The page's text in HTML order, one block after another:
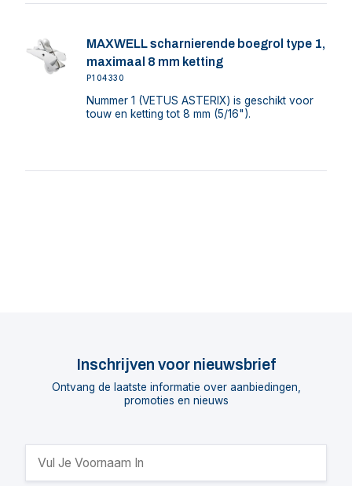
MAXWELL scharnierende boegrol type 1,
maximaal 8 mm ketting
P104330
Nummer 1 (VETUS ASTERIX) is geschikt voor
touw en ketting tot 8 mm (5/16").
Inschrijven voor nieuwsbrief
Ontvang de laatste informatie over aanbiedingen,
promoties en nieuws